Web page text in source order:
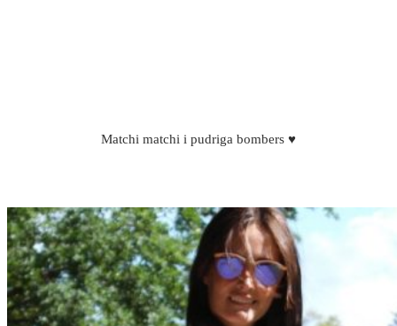
Matchi matchi i pudriga bombers ♥